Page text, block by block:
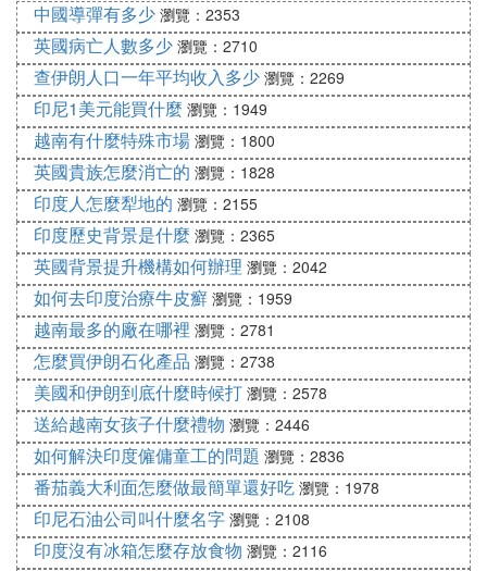
中國導彈有多少 瀏覽：2353
英國病亡人數多少 瀏覽：2710
查伊朗人口一年平均收入多少 瀏覽：2269
印尼1美元能買什麼 瀏覽：1949
越南有什麼特殊市場 瀏覽：1800
英國貴族怎麼消亡的 瀏覽：1828
印度人怎麼犁地的 瀏覽：2155
印度歷史背景是什麼 瀏覽：2365
英國背景提升機構如何辦理 瀏覽：2042
如何去印度治療牛皮癬 瀏覽：1959
越南最多的廠在哪裡 瀏覽：2781
怎麼買伊朗石化產品 瀏覽：2738
美國和伊朗到底什麼時候打 瀏覽：2578
送給越南女孩子什麼禮物 瀏覽：2446
如何解決印度僱傭童工的問題 瀏覽：2836
番茄義大利面怎麼做最簡單還好吃 瀏覽：1978
印尼石油公司叫什麼名字 瀏覽：2108
印度沒有冰箱怎麼存放食物 瀏覽：2116